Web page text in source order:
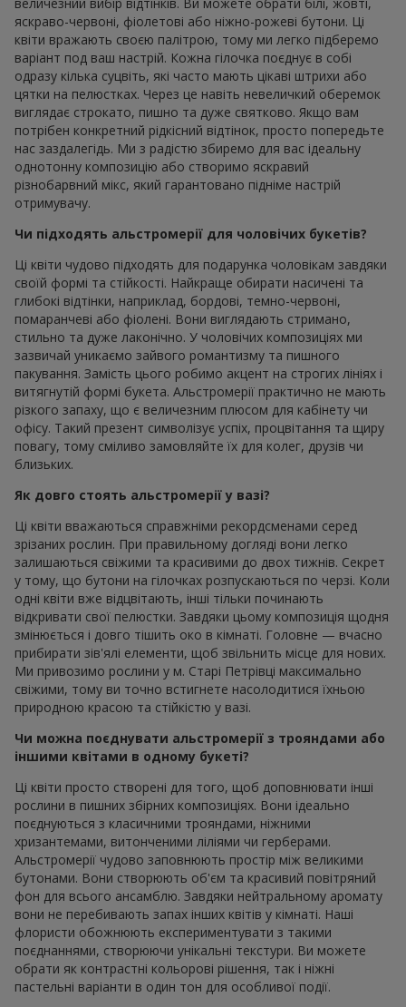
яскраво-червоні, фіолетові або ніжно-рожеві бутони. Ці
квіти вражають своєю палітрою, тому ми легко підберемо
варіант под ваш настрій. Кожна гілочка поєднує в собі
одразу кілька суцвіть, які часто мають цікаві штрихи або
цятки на пелюстках. Через це навіть невеличкий оберемок
виглядає строкато, пишно та дуже святково. Якщо вам
потрібен конкретний рідкісний відтінок, просто попередьте
нас заздалегідь. Ми з радістю збиремо для вас ідеальну
однотонну композицію або створимо яскравий
різнобарвний мікс, який гарантовано підніме настрій
отримувачу.
Чи підходять альстромерії для чоловічих букетів?
Ці квіти чудово підходять для подарунка чоловікам завдяки
своїй формі та стійкості. Найкраще обирати насичені та
глибокі відтінки, наприклад, бордові, темно-червоні,
помаранчеві або фіолені. Вони виглядають стримано,
стильно та дуже лаконічно. У чоловічих композиціях ми
зазвичай уникаємо зайвого романтизму та пишного
пакування. Замість цього робимо акцент на строгих лініях і
витягнутій формі букета. Альстромерії практично не мають
різкого запаху, що є величезним плюсом для кабінету чи
офісу. Такий презент символізує успіх, процвітання та щиру
повагу, тому сміливо замовляйте їх для колег, друзів чи
близьких.
Як довго стоять альстромерії у вазі?
Ці квіти вважаються справжніми рекордсменами серед
зрізаних рослин. При правильному догляді вони легко
залишаються свіжими та красивими до двох тижнів. Секрет
у тому, що бутони на гілочках розпускаються по черзі. Коли
одні квіти вже відцвітають, інші тільки починають
відкривати свої пелюстки. Завдяки цьому композиція щодня
змінюється і довго тішить око в кімнаті. Головне — вчасно
прибирати зів'ялі елементи, щоб звільнить місце для нових.
Ми привозимо рослини у м. Старі Петрівці максимально
свіжими, тому ви точно встигнете насолодитися їхньою
природною красою та стійкістю у вазі.
Чи можна поєднувати альстромерії з трояндами або
іншими квітами в одному букеті?
Ці квіти просто створені для того, щоб доповнювати інші
рослини в пишних збірних композиціях. Вони ідеально
поєднуються з класичними трояндами, ніжними
хризантемами, витонченими ліліями чи герберами.
Альстромерії чудово заповнюють простір між великими
бутонами. Вони створюють об'єм та красивий повітряний
фон для всього ансамблю. Завдяки нейтральному аромату
вони не перебивають запах інших квітів у кімнаті. Наші
флористи обожнюють експериментувати з такими
поєднаннями, створюючи унікальні текстури. Ви можете
обрати як контрастні кольорові рішення, так і ніжні
пастельні варіанти в один тон для особливої події.